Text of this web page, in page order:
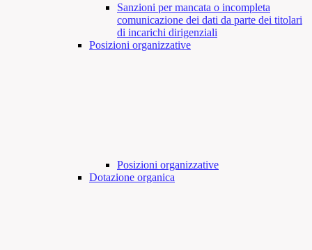
Sanzioni per mancata o incompleta
comunicazione dei dati da parte dei titolari
di incarichi dirigenziali
Posizioni organizzative
Posizioni organizzative
Dotazione organica